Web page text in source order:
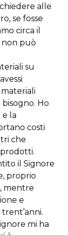
alle
se fosse
circa il
non può
su
Ho
la
costi
che
il Signore
proprio
mentre
e
mi ha